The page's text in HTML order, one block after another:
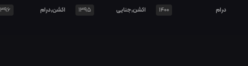
درام 1400 اکشن,جنایی 1395 اکشن,درام